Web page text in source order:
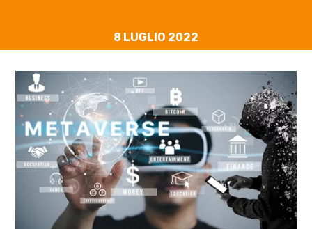
8 LUGLIO 2022